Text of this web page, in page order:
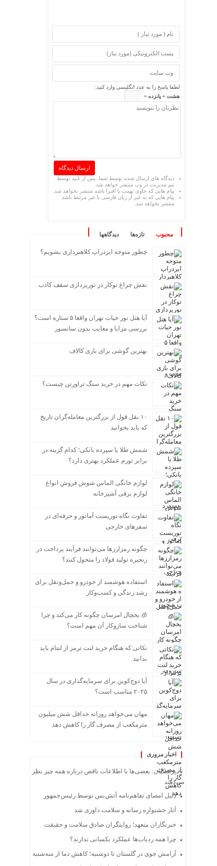
لطفا پاسخ را به عدد انگلیسی وارد کنید:
هشت + پانزده =
دیدگاه های ارسال شده توسط شما، پس از تایید توسط
تیم مدیریت در وب منتشر خواهد شد.
پیام هایی که حاوی تهمت یا افترا باشد منتشر نخواهد شد.
پیام هایی که به غیر از زبان فارسی یا غیر مرتبط باشد
منتشر نخواهد شد.
محبوب تازه‌ها دیدگاهها
چطور متوجه ایردراپ کلاهبرداری بشویم؟
نقش چراغ توکار در نورپردازی سقف کاذب
آیا هتل نور حیات تهران واقعا ۵ ستاره است؟
بررسی مزایا و معایب بدون سانسور
بهترین گوشی برای بازی کالاف
نکات مهم در خرید سنگ تراورتن چیست؟
۱۰ نقل قول از بزرگترین معامله‌گران تاریخ
که باید بخوانید
شمش طلا یا سپرده بانکی؛ کدام گزینه در
برابر تورم عملکرد بهتری دارد؟
لوازم خانگی الماس شوش فروش انواع
لوازم برقی آشپزخانه
تفاوت نگاه توریست آماتور و حرفه‌ای در
سفرهای خارجی
چگونه رمزارزها می‌توانند فرآیند پرداخت در
زنجیره تولید فولاد را متحول کنند؟
استفاده هوشمند از خودرو و حمل‌ونقل برای
رشد زندگی و کسب‌وکار
🧊 یخچال امرسان چگونه کار می‌کند و چرا
شناخت سازوکار آن مهم است؟
نکاتی که هنگام خرید لنت ترمز از لنتام باید
بدانید
آیا دوج‌کوین برای سرمایه‌گذاری در سال
۲۰۲۵ مناسب است؟
مهان می‌خواهد روزانه حداقل شش میلیون
مترمکعب از مصرف گاز را کاهش دهد
اخبار مروری
پزشکیان: بعضی‌ها با اطلاعات ناقص درباره همه چیز نظر
می‌دهند
دلیل امضای تفاهم‌نامه آتش‌بس توسط رئیس‌جمهور
آثار جشنواره رسانه و سلامت داوری شد
خبرنگاران متعهد؛ روایتگران صادق سلامت و حقیقت
چرا همه ردیاب‌ها عملکرد یکسانی ندارند؟
آرامش جوی در گلستان تا دوشنبه؛ کاهش دما از سه‌شنبه